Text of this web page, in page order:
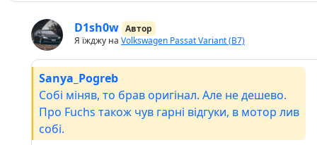
D1sh0w Автор
Я їжджу на Volkswagen Passat Variant (B7)
Sanya_Pogreb
Собі міняв, то брав оригінал. Але не дешево.
Про Fuchs також чув гарні відгуки, в мотор лив
собі.